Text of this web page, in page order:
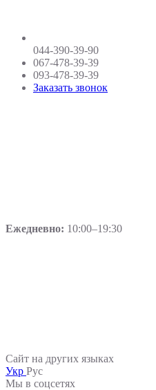
044-390-39-90
067-478-39-39
093-478-39-39
Заказать звонок
Ежедневно: 10:00–19:30
Сайт на других языках
Укр Рус
Мы в соцсетях